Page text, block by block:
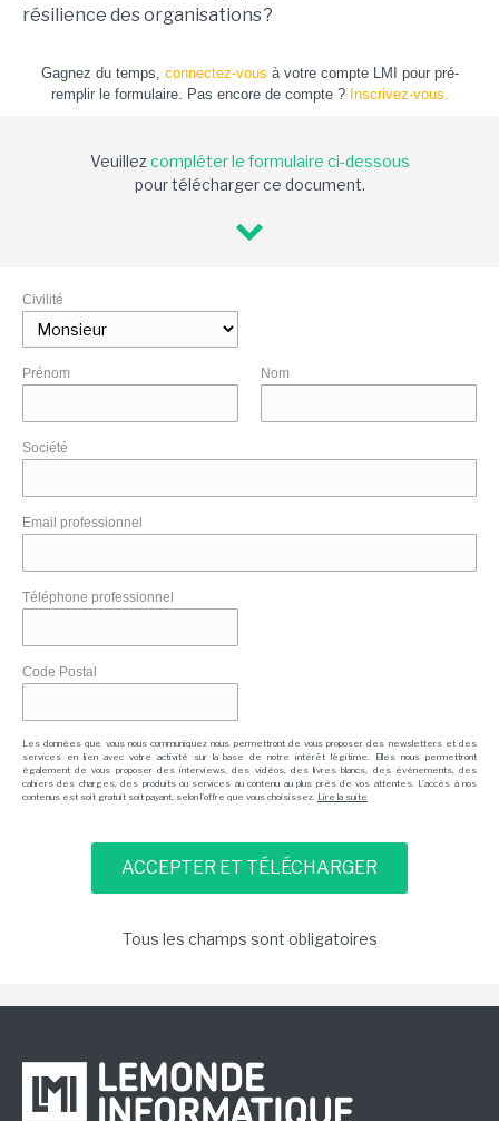
résilience des organisations ?
Gagnez du temps, connectez-vous à votre compte LMI pour pré-
remplir le formulaire. Pas encore de compte ? Inscrivez-vous.
Veuillezcompléter le formulaire ci-dessous
pour télécharger ce document.
Civilité
Prénom Nom
Société
Email professionnel
Téléphone professionnel
Code Postal
Les données que vous nous communiquez nous permettront de vous proposer des newsletters et des
services en lien avec votre activité sur la base de notre intérêt légitime. Elles nous permettront
également de vous proposer des interviews, des vidéos, des livres blancs, des événements, des
cahiers des charges, des produits ou services au contenu au plus près de vos attentes. L'accès à nos
contenus est soit gratuit soit payant, selon l'offre que vous choisissez. Lire la suite
Tous les champs sont obligatoires